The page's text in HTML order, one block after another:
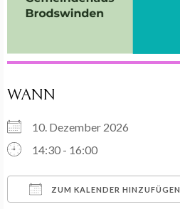
WANN
10. Dezember 2026
14:30 - 16:00
ZUM KALENDER HINZUFÜGEN